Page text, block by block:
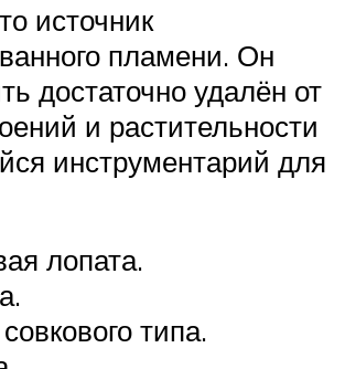
источник
пламени. Он
достаточно удалён от
и растительности
инструментарий для
лопата.
типа.